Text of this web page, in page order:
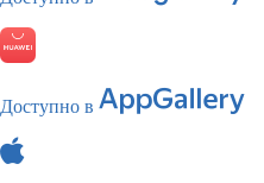
Доступно в